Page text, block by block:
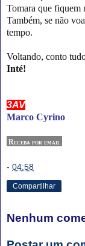
Tomara que fiquem
Também, se não
tempo.
Voltando, conto
Inté!
3AV
Marco Cyrino
Receba por email
- 04:58
Compartilhar
Nenhum